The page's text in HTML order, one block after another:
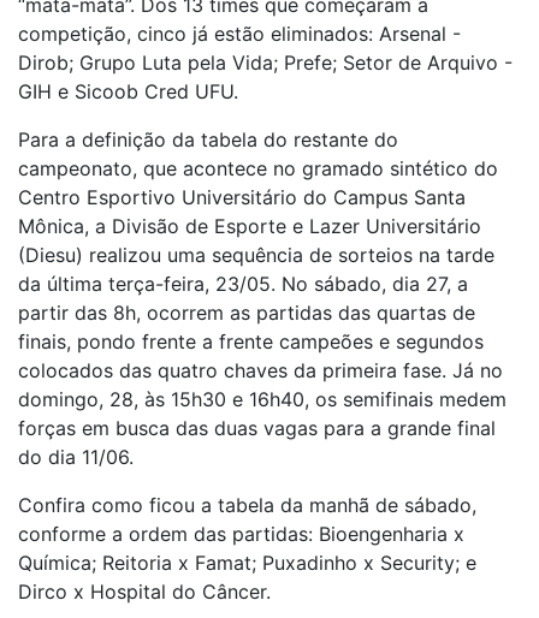
“mata-mata”. Dos 13 times que começaram a
competição, cinco já estão eliminados: Arsenal -
Dirob; Grupo Luta pela Vida; Prefe; Setor de Arquivo -
GIH e Sicoob Cred UFU.
Para a definição da tabela do restante do
campeonato, que acontece no gramado sintético do
Centro Esportivo Universitário do Campus Santa
Mônica, a Divisão de Esporte e Lazer Universitário
(Diesu) realizou uma sequência de sorteios na tarde
da última terça-feira, 23/05. No sábado, dia 27, a
partir das 8h, ocorrem as partidas das quartas de
finais, pondo frente a frente campeões e segundos
colocados das quatro chaves da primeira fase. Já no
domingo, 28, às 15h30 e 16h40, os semifinais medem
forças em busca das duas vagas para a grande final
do dia 11/06.
Confira como ficou a tabela da manhã de sábado,
conforme a ordem das partidas: Bioengenharia x
Química; Reitoria x Famat; Puxadinho x Security; e
Dirco x Hospital do Câncer.